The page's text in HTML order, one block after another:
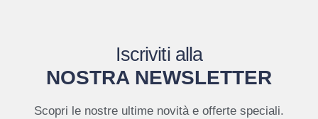
Iscriviti alla
NOSTRA NEWSLETTER
Scopri le nostre ultime novità e offerte speciali.